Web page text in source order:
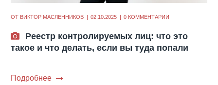
ОТ ВИКТОР МАСЛЕННИКОВ 02.10.2025 0 КОММЕНТАРИИ
Реестр контролируемых лиц: что это
такое и что делать, если вы туда попали
Подробнее